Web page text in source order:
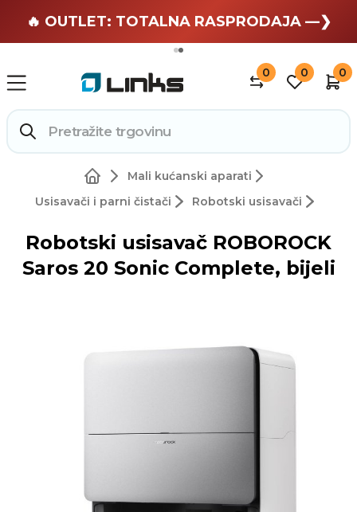
🏄 Zaslužuješ odmor —❯
🔥 OUTLET: TOTALNA RASPRODAJA —❯
0 0 0
Mali kućanski aparati
Usisavači i parni čistači
Robotski usisavači
Robotski usisavač ROBOROCK
Saros 20 Sonic Complete, bijeli